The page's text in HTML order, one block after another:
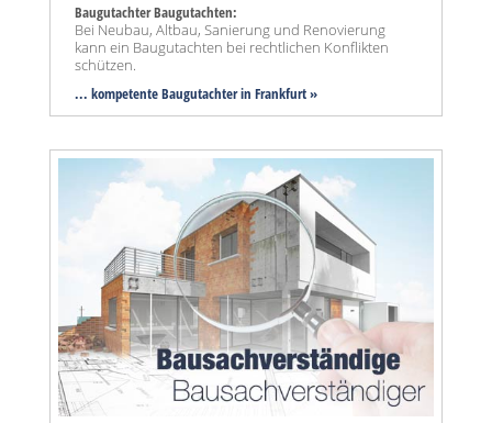
Baugutachter Baugutachten:
Bei Neubau, Altbau, Sanierung und Renovierung
kann ein Baugutachten bei rechtlichen Konflikten
schützen.
... kompetente Baugutachter in Frankfurt »